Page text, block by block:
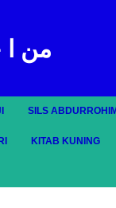
من ا
SILS
KITAB KUNING